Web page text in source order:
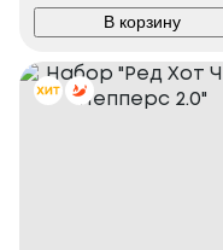
В корзину